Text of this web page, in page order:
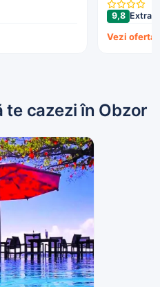
9,8
Vezi oferta
te cazezi în Obzor